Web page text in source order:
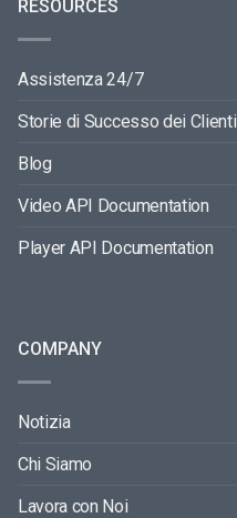
RESOURCES
Assistenza 24/7
Storie di Successo dei Clienti
Blog
Video API Documentation
Player API Documentation
COMPANY
Notizia
Chi Siamo
Lavora con Noi